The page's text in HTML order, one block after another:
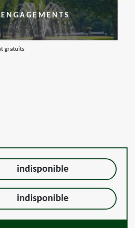
gratuits
indisponible
indisponible